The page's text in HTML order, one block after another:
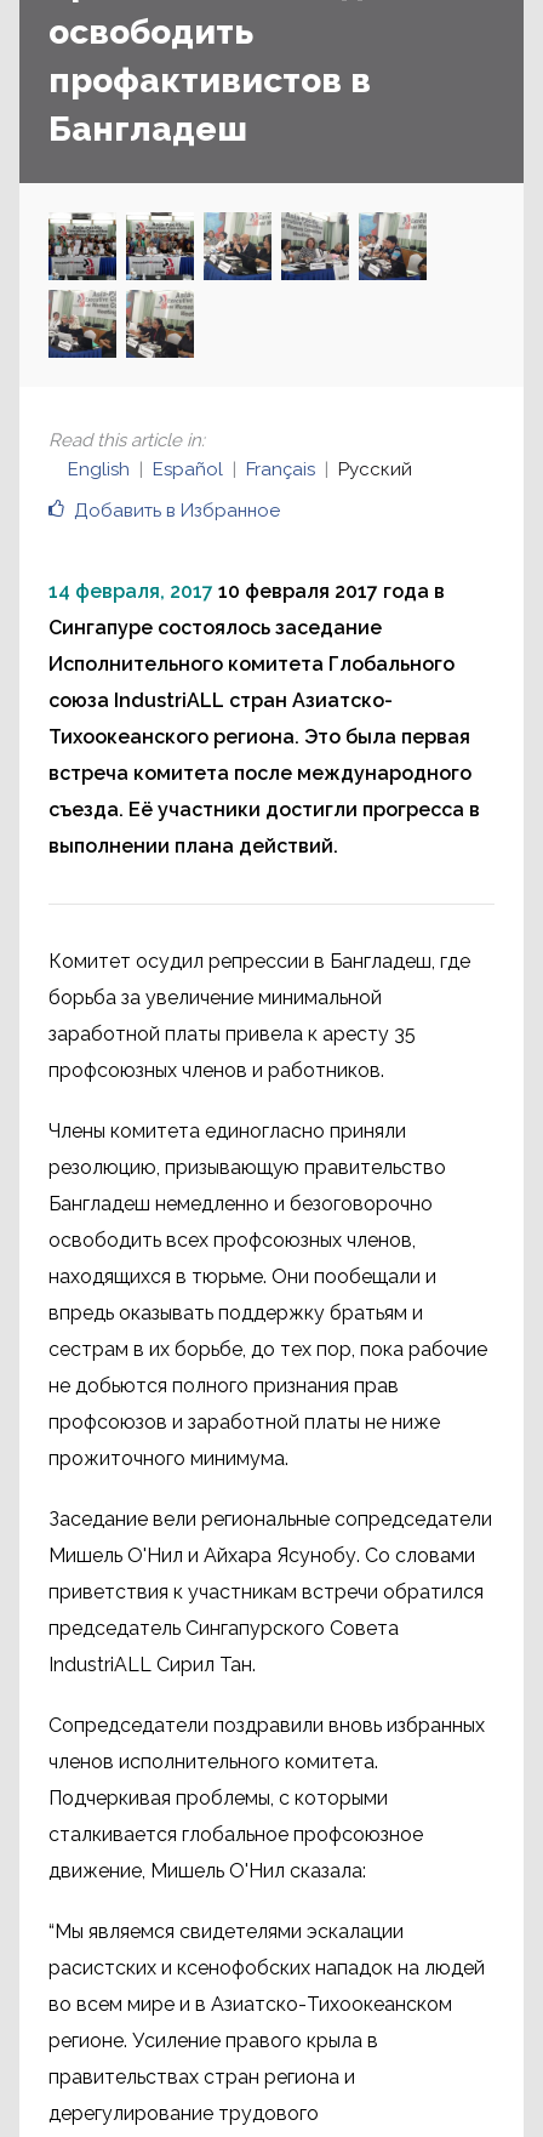
освободить
профактивистов в
Бангладеш
Добавить в Избранное
Read this article in:
English
Español Français Русский
14 февраля, 2017 10 февраля 2017 года в
Сингапуре состоялось заседание
Исполнительного комитета Глобального
союза IndustriALL стран Азиатско-
Тихоокеанского региона. Это была первая
встреча комитета после международного
съезда. Её участники достигли прогресса в
выполнении плана действий.
Комитет осудил репрессии в Бангладеш, где
борьба за увеличение минимальной
заработной платы привела к аресту 35
профсоюзных членов и работников.
Члены комитета единогласно приняли
резолюцию, призывающую правительство
Бангладеш немедленно и безоговорочно
освободить всех профсоюзных членов,
находящихся в тюрьме. Они пообещали и
впредь оказывать поддержку братьям и
сестрам в их борьбе, до тех пор, пока рабочие
не добьются полного признания прав
профсоюзов и заработной платы не ниже
прожиточного минимума.
Заседание вели региональные сопредседатели
Мишель О'Нил и Айхара Ясунобу. Со словами
приветствия к участникам встречи обратился
председатель Сингапурского Совета
IndustriALL Сирил Тан.
Сопредседатели поздравили вновь избранных
членов исполнительного комитета.
Подчеркивая проблемы, с которыми
сталкивается глобальное профсоюзное
движение, Мишель О'Нил сказала:
“Мы являемся свидетелями эскалации
расистских и ксенофобских нападок на людей
во всем мире и в Азиатско-Тихоокеанском
регионе. Усиление правого крыла в
правительствах стран региона и
дерегулирование трудового